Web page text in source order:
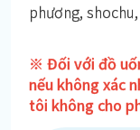
phương,
※ Đối với đồ
nếu không xác
tôi không cho